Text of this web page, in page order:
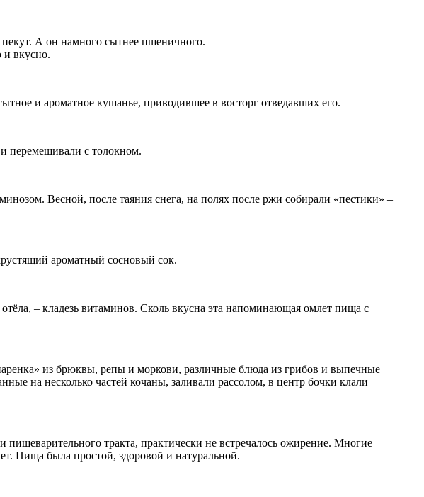
А он намного сытнее пшеничного.
и вкусно.
и ароматное кушанье, приводившее в восторг отведавших его.
перемешивали с толокном.
Весной, после таяния снега, на полях после ржи собирали «пестики» –
ароматный сосновый сок.
– кладезь витаминов. Сколь вкусна эта напоминающая омлет пища с
из брюквы, репы и моркови, различные блюда из грибов и выпечные
на несколько частей кочаны, заливали рассолом, в центр бочки клали
тракта, практически не встречалось ожирение. Многие
Пища была простой, здоровой и натуральной.